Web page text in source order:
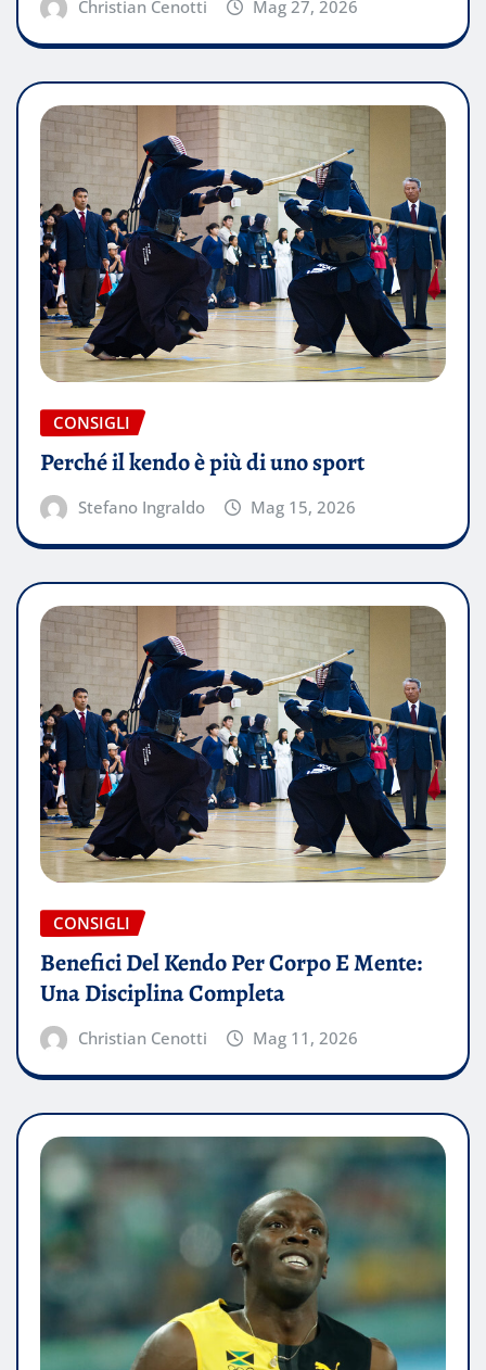
Christian Cenotti Mag 27, 2026
CONSIGLI
Perché il kendo è più di uno sport
Stefano Ingraldo Mag 15, 2026
CONSIGLI
Benefici Del Kendo Per Corpo E Mente:
Una Disciplina Completa
Christian Cenotti Mag 11, 2026